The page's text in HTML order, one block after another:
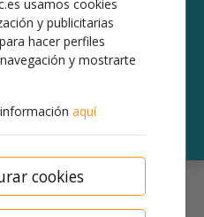
usamos cookies
y publicitarias
hacer perfiles
y mostrarte
aquí
cookies
contenido y nuevas ideas de
y conviértete en un
Registro